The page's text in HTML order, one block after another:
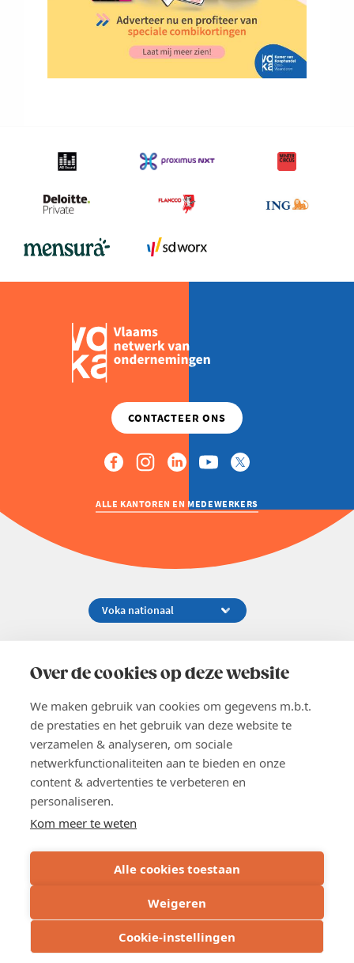
Over de cookies op deze website
We maken gebruik van cookies om gegevens m.b.t.
de prestaties en het gebruik van deze website te
verzamelen & analyseren, om sociale
netwerkfunctionaliteiten aan te bieden en onze
content & advertenties te verbeteren en
personaliseren.
Kom meer te weten
Alle cookies toestaan
Weigeren
Cookie-instellingen
Inschrijven
ALLE KANTOREN EN MEDEWERKERS
02 229 81 11
EN
Word lid
Voka 2026
Privacyverklaring
Cookie verklaring
Cookie instellingen
BE 0413.673.821 - RPR: Brussel